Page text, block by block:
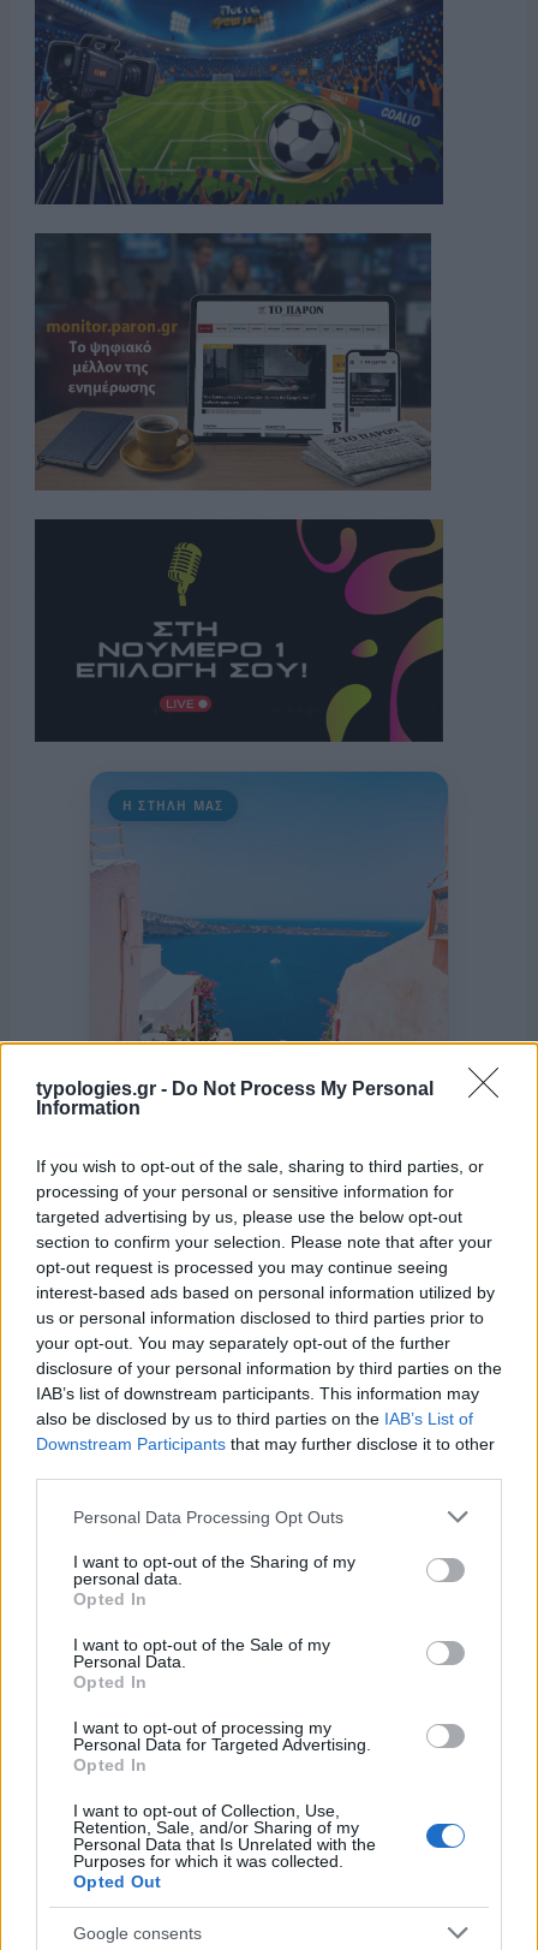
typologies.gr - Do Not Process My Personal
Information
If you wish to opt-out of the sale, sharing to third parties, or
processing of your personal or sensitive information for
targeted advertising by us, please use the below opt-out
section to confirm your selection. Please note that after your
opt-out request is processed you may continue seeing
interest-based ads based on personal information utilized by
us or personal information disclosed to third parties prior to
your opt-out. You may separately opt-out of the further
disclosure of your personal information by third parties on the
IAB’s list of downstream participants. This information may
also be disclosed by us to third parties on the IAB’s List of
Downstream Participants that may further disclose it to other
Please note that this website/app uses one or more Google
not limited to your visit or usage behaviour. You may click to
grant or deny consent to Google and its third-party tags to
use your data for below specified purposes in below Google
consent section.
Personal Data Processing Opt Outs
I want to opt-out of the Sharing of my
personal data.
Opted In
I want to opt-out of the Sale of my
Personal Data.
Opted In
I want to opt-out of processing my
Personal Data for Targeted Advertising.
Opted In
I want to opt-out of Collection, Use,
Retention, Sale, and/or Sharing of my
Personal Data that Is Unrelated with the
Purposes for which it was collected.
Opted Out
Google consents
Η ΣΤΗΛΗ ΜΑΣ
της Ζωής μας
Οι άνθρωποι, οι αυθεντικές ιστορίες,
το ελληνικό καλοκαίρι και ένας
πολιτισμός που μας ενώνει κάθε μέρα.
ΟΣΑ ΧΡΕΙΑΖΕΣΑΙ
ΓΙΑ ΤΟ ΚΑΛΟΚΑΙΡΙ ΣΟΥ →
ΤΟ ΠΑΡΟΝ ΤΗΣ ΚΥΡΙΑΚΗΣ